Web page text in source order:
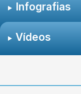
Infografias
Vídeos